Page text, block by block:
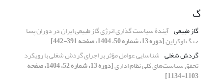
گ
گاز طبیعی آیندۀ سیاست گذاری انرژی گاز طبیعی ایران در دوران پسا
جنگ اوکراین[دوره 13، شماره 50، 1404، صفحه 391-442]
گردش شغلی شناسایی عوامل مؤثر بر اجرای گردش شغلی با رویکرد
تحقق سیاست‌های کلی نظام اداری [دوره 13، شماره 52، 1404، صفحه
1103-1134]